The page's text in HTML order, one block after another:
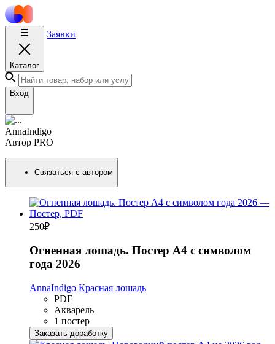
Каталог
Заявки
Вход
AnnaIndigo
Автор PRO
Связаться с автором
250₽
Огненная лошадь. Постер А4 с символом
года 2026
AnnaIndigo Красная лошадь
PDF
Акварель
1 постер
Заказать доработку